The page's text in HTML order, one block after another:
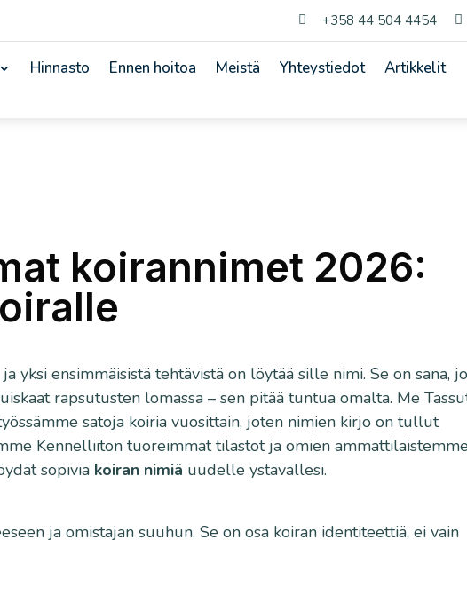
 +358 44 504 4454 
Hinnasto Ennen hoitoa Meistä Yhteystiedot Artikkelit
koirannimet 2026:
yksi ensimmäisistä tehtävistä on löytää sille nimi. Se on sana,
rapsutusten lomassa – sen pitää tuntua omalta. Me
satoja koiria vuosittain, joten nimien kirjo on tullut
Kennelliiton tuoreimmat tilastot ja omien
sopivia koiran nimiä uudelle ystävällesi.
ja omistajan suuhun. Se on osa koiran identiteettiä, ei vain